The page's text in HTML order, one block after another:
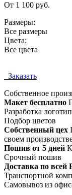
От 1 100 руб.
Размеры:
Все размеры
Цвета:
Все цвета
Заказать
Собственное
Макет бесплатно
Разработка
Подбор цветов
Собственный цех
своем
Пошив от 5 дней
Срочный пошив
Доставка по всей
Транспортной
Самовывоз из